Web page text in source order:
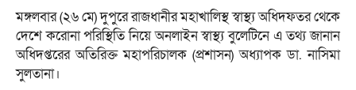
মঙ্গলবার (২৬ মে) দুপুরে রাজধানীর মহাখালিস্থ স্বাস্থ্য অধিদফতর থেকে
দেশে করোনা পরিস্থিতি নিয়ে অনলাইন স্বাস্থ্য বুলেটিনে এ তথ্য জানান
অধিদপ্তরের অতিরিক্ত মহাপরিচালক (প্রশাসন) অধ্যাপক ডা. নাসিমা
সুলতানা।